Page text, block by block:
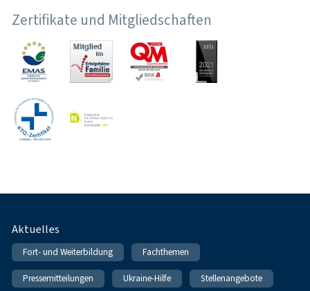
Zertifikate und Mitgliedschaften
Fußnavigation
Aktuelles
Fort- und Weiterbildung Fachthemen
Pressemitteilungen Ukraine-Hilfe Stellenangebote